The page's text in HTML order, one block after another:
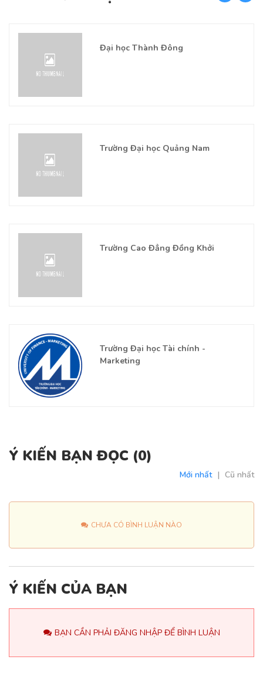
Đại học Thành Đông
Trường Đại học Quảng Nam
Trường Cao Đẳng Đồng Khởi
Trường Đại học Tài chính -
Marketing
Ý KIẾN BẠN ĐỌC (0)
Mới nhất | Cũ nhất
CHƯA CÓ BÌNH LUẬN NÀO
Ý KIẾN CỦA BẠN
BẠN CẦN PHẢI ĐĂNG NHẬP ĐỂ BÌNH LUẬN